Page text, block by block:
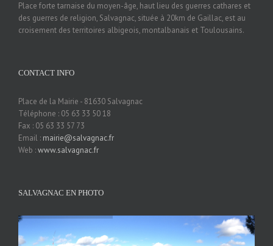
Place forte tarnaise du moyen-âge, haut lieu des guerres cathares et
des guerres de religion, Salvagnac, située à 20km de Gaillac, est au
croisement des territoires albigeois, montalbanais et Toulousains.
CONTACT INFO
Place de la Mairie - 81630 Salvagnac
Téléphone : 05 63 33 50 18
Fax : 05 63 33 57 73
Email : mairie@salvagnac.fr
Web :www.salvagnac.fr
SALVAGNAC EN PHOTO